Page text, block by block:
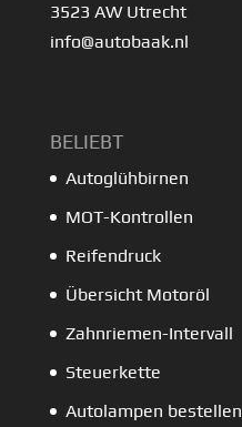
3523 AW Utrecht
info@autobaak.nl
BELIEBT
Autoglühbirnen
MOT-Kontrollen
Reifendruck
Übersicht Motoröl
Zahnriemen-Intervall
Steuerkette
Autolampen bestellen